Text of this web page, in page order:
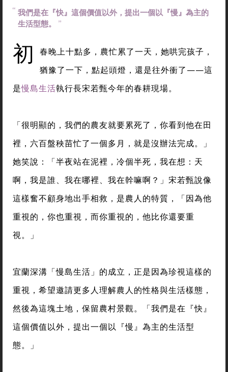
我們是在『快』這個價值以外，提出一個以『慢』為主的
生活型態。
初
春晚上十點多，農忙累了一天，她哄完孩子，
猶豫了一下，點起頭燈，還是往外衝了——這
是慢島生活執行長宋若甄今年的春耕現場。
「很明顯的，我們的農友就要累死了，你看到他在田
裡，六百盤秧苗忙了一個多月，就是沒辦法完成。」
她笑說：「半夜站在泥裡，冷個半死，我在想：天
啊，我是誰、我在哪裡、我在幹嘛啊？」宋若甄說像
這樣奮不顧身地出手相救，是農人的特質，「因為他
重視的，你也重視，而你重視的，他比你還要重
視。」
宜蘭深溝「慢島生活」的成立，正是因為珍視這樣的
重視，希望邀請更多人理解農人的性格與生活樣態，
然後為這塊土地，保留農村景觀。「我們是在『快』
這個價值以外，提出一個以『慢』為主的生活型
態。」